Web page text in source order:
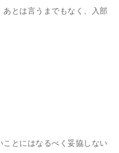
とは言うまでもなく、入部
ことにはなるべく妥協しない